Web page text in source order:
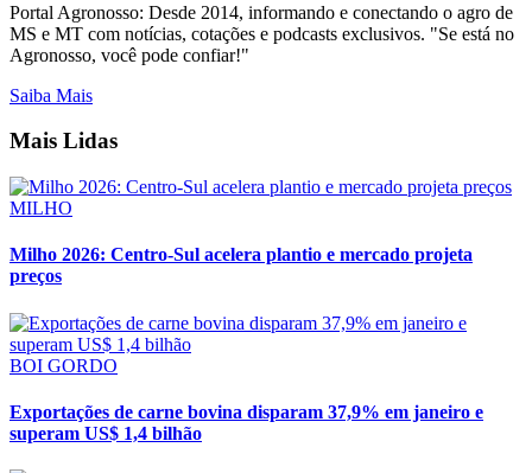
Portal Agronosso: Desde 2014, informando e conectando o agro de
MS e MT com notícias, cotações e podcasts exclusivos. "Se está no
Agronosso, você pode confiar!"
Saiba Mais
Mais Lidas
MILHO
Milho 2026: Centro-Sul acelera plantio e mercado projeta
preços
BOI GORDO
Exportações de carne bovina disparam 37,9% em janeiro e
superam US$ 1,4 bilhão